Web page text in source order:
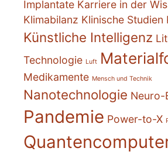
Implantate Karriere in der
Klimabilanz Klinische Studien
Künstliche Intelligenz
Technologie Luft
Medikamente Mensch und Technik
Nanotechnologie Neuro-
Pandemie Power-to-X